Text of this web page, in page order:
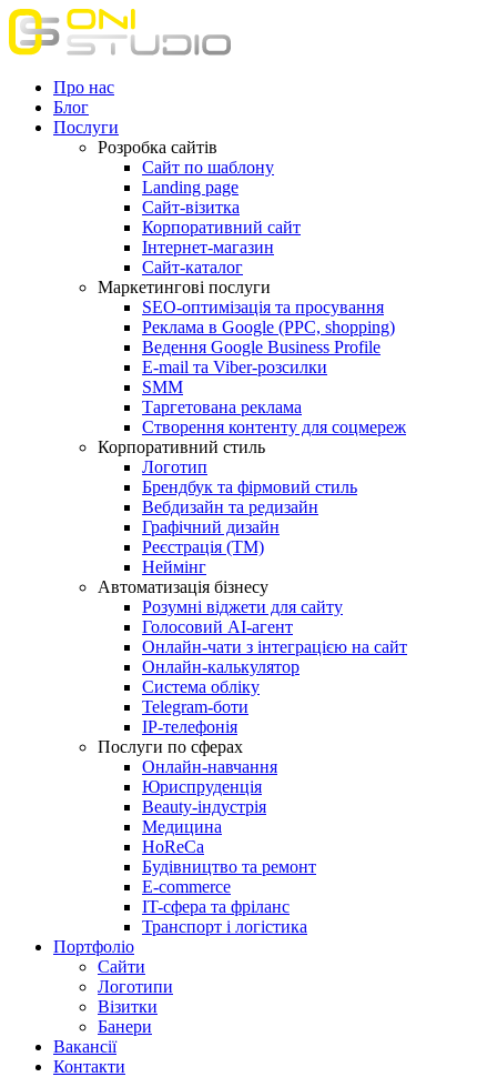
Про нас
Блог
Послуги
Розробка сайтів
Сайт по шаблону
Landing page
Сайт-візитка
Корпоративний сайт
Інтернет-магазин
Сайт-каталог
Маркетингові послуги
SEO-оптимізація та просування
Реклама в Google (PPC, shopping)
Ведення Google Business Profile
E-mail та Viber-розсилки
SMM
Таргетована реклама
Створення контенту для соцмереж
Корпоративний стиль
Логотип
Брендбук та фірмовий стиль
Вебдизайн та редизайн
Графічний дизайн
Реєстрація (ТМ)
Неймінг
Автоматизація бізнесу
Розумні віджети для сайту
Голосовий АІ-агент
Онлайн-чати з інтеграцією на сайт
Онлайн-калькулятор
Система обліку
Telegram-боти
IP-телефонія
Послуги по сферах
Онлайн-навчання
Юриспруденція
Beauty-індустрія
Медицина
HoReCa
Будівництво та ремонт
E-commerce
IT-сфера та фріланс
Транспорт і логістика
Портфоліо
Сайти
Логотипи
Візитки
Банери
Вакансії
Контакти